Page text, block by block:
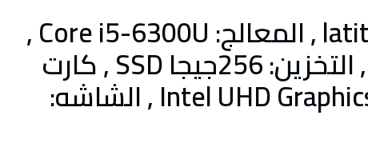
ديل latitude 7280 , المعالج: Core i5-6300U ,
الرامات: 8جيجا , التخزين: 256جيجا SSD , كارت
الشاشه: Intel UHD Graphics 520 , الشاشه: